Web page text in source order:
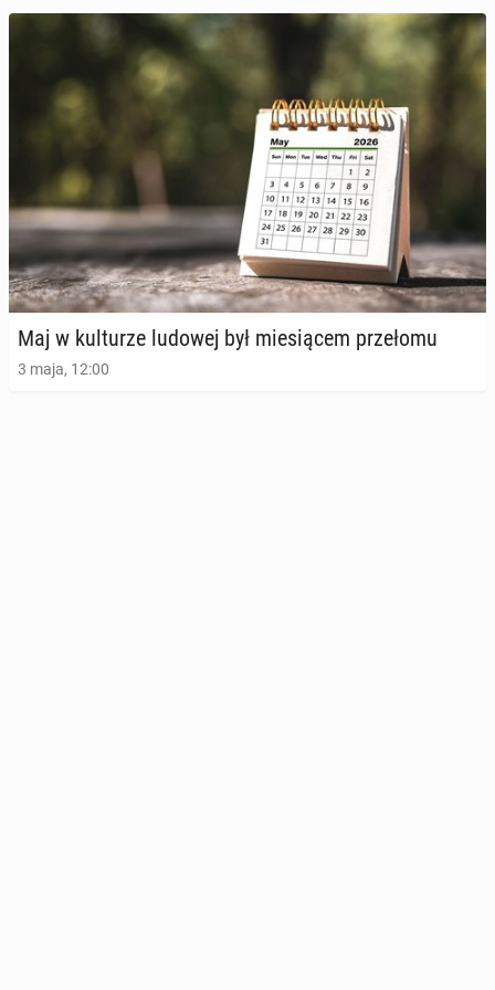
Robert Ma­kło­wicz chce oduczyć Polaków mó­wie­nia
"smacz­ne­go"
Maj w kul­tu­rze ludowej był mie­sią­cem prze­ło­mu
3 maja, 12:00